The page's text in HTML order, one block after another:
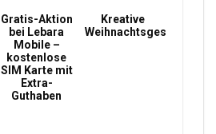
Gratis-Aktion
bei Lebara
Mobile –
kostenlose
SIM Karte mit
Extra-
Guthaben
Kreative
Weihnachtsgeschenke